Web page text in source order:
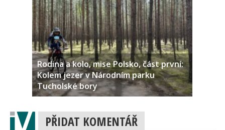
Rodina a kolo, mise Polsko, část první:
Kolem jezer v Národním parku
Tucholské bory
PŘIDAT KOMENTÁŘ